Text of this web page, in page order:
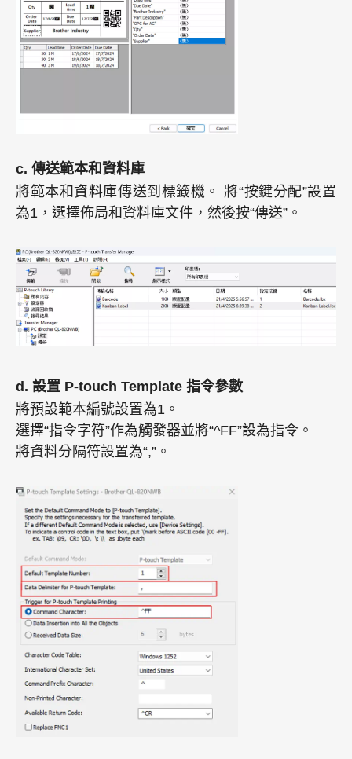
c. 傳送範本和資料庫
將範本和資料庫傳送到標籤機。 將“按鍵分配”設置
為1，選擇佈局和資料庫文件，然後按“傳送”。
d. 設置 P-touch Template 指令參數
將預設範本編號設置為1。
選擇“指令字符”作為觸發器並將“^FF”設為指令。
將資料分隔符設置為“,”。